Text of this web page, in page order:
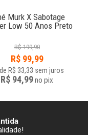
Murk X Sabotage
Low 50 Anos Preto
R$ 199,90
R$ 99,99
de R$ 33,33 sem juros
R$ 94,99no pix